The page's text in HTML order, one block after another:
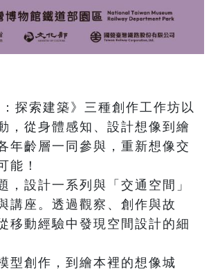
：探索建築》三種創作工作坊以
，從身體感知、設計想像到繪
年齡層一同參與，重新想像交
能！
，設計一系列與「交通空間」
講座。透過觀察、創作與故
移動經驗中發現空間設計的細
型創作，到繪本裡的想像城